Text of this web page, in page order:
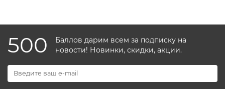
500
Баллов дарим всем за подписку на
новости! Новинки, скидки, акции.